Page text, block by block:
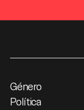
Género
Política